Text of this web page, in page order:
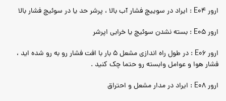
ارورE04 : ایراد در سوییچ فشار آب بالا ، پرشر حد یا در سوئیچ فشار بالا
ارورE05 : بسته نشدن سوئیچ یا خرابی اپرشر
ارورE06
: در طول راه اندازی مشعل 5 بار با افت فشار رو به رو شده اید ،
فشار هوا و عوامل وابسته رو حتما چک کنید .
ارورE08 : ایراد در مدار مشعل و احتراق